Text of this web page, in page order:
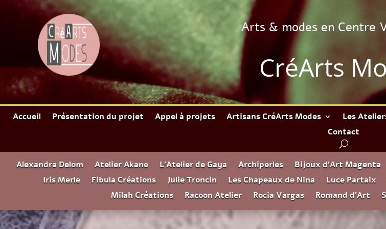
Arts & modes en Centre
CréArts
Accueil Présentation du projet Appel à projets Artisans CréArts Modes Les
Contact
Alexandra Delom Atelier Akane L’Atelier de Gaya Archiperles Bijoux d’Art Magenta
Iris Merle
Fibula Créations Julie Troncin Les Chapeaux de Nina Luce Partaix
Milah Créations
Racoon Atelier Rocia Vargas Romand d’Art